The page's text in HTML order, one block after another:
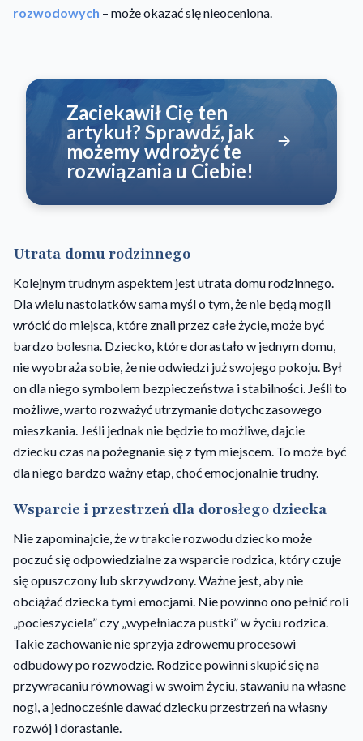
rozwodowych – może okazać się nieoceniona.
Zaciekawił Cię ten
artykuł? Sprawdź, jak
możemy wdrożyć te
rozwiązania u Ciebie!
Utrata domu rodzinnego
Kolejnym trudnym aspektem jest utrata domu rodzinnego.
Dla wielu nastolatków sama myśl o tym, że nie będą mogli
wrócić do miejsca, które znali przez całe życie, może być
bardzo bolesna. Dziecko, które dorastało w jednym domu,
nie wyobraża sobie, że nie odwiedzi już swojego pokoju. Był
on dla niego symbolem bezpieczeństwa i stabilności. Jeśli to
możliwe, warto rozważyć utrzymanie dotychczasowego
mieszkania. Jeśli jednak nie będzie to możliwe, dajcie
dziecku czas na pożegnanie się z tym miejscem. To może być
dla niego bardzo ważny etap, choć emocjonalnie trudny.
Wsparcie i przestrzeń dla dorosłego dziecka
Nie zapominajcie, że w trakcie rozwodu dziecko może
poczuć się odpowiedzialne za wsparcie rodzica, który czuje
się opuszczony lub skrzywdzony. Ważne jest, aby nie
obciążać dziecka tymi emocjami. Nie powinno ono pełnić roli
„pocieszyciela” czy „wypełniacza pustki” w życiu rodzica.
Takie zachowanie nie sprzyja zdrowemu procesowi
odbudowy po rozwodzie. Rodzice powinni skupić się na
przywracaniu równowagi w swoim życiu, stawaniu na własne
nogi, a jednocześnie dawać dziecku przestrzeń na własny
rozwój i dorastanie.